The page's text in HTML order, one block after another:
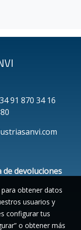
91 870 34 16
de devoluciones
obtener datos
usuarios y
configurar tus
o obtener más